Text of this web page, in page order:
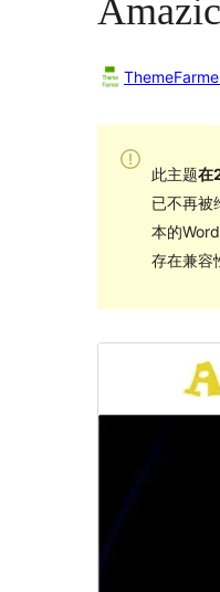
此主题在
已不再被
本的
存在兼容